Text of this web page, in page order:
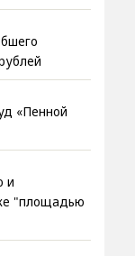
«Пенной
и
"площадью